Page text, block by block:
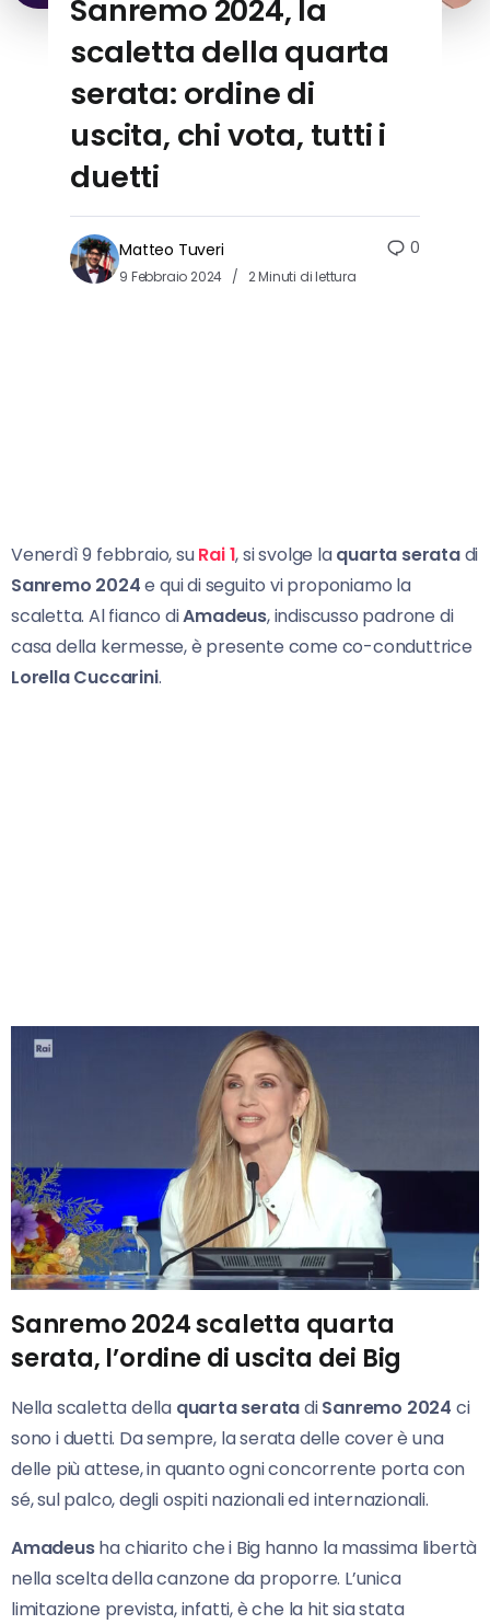
Sanremo 2024, la
scaletta della quarta
serata: ordine di
uscita, chi vota, tutti i
duetti
Matteo Tuveri
9 Febbraio 2024 2 Minuti di lettura
0
Venerdì 9 febbraio, suRai 1, si svolge laquarta seratadi
Sanremo 2024e qui di seguito vi proponiamo la
scaletta. Al fianco diAmadeus, indiscusso padrone di
casa della kermesse, è presente come co-conduttrice
Lorella Cuccarini.
Sanremo 2024 scaletta quarta
serata, l’ordine di uscita dei Big
Nella scaletta della quartaseratadiSanremo 2024 ci
sono i duetti. Da sempre, la serata delle cover è una
delle più attese, in quanto ogni concorrente porta con
sé, sul palco, degli ospiti nazionali ed internazionali.
Amadeusha chiarito che i Big hanno la massima libertà
nella scelta della canzone da proporre. L’unica
limitazione prevista, infatti, è che la hit sia stata